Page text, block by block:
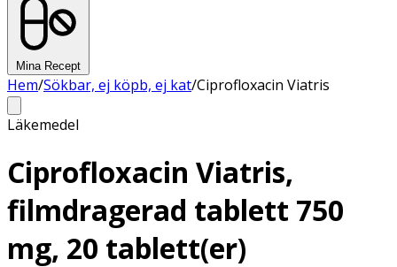
Mina Recept
Hem/Sökbar, ej köpb, ej kat/Ciprofloxacin Viatris
Läkemedel
Ciprofloxacin Viatris,
filmdragerad tablett 750
mg, 20 tablett(er)